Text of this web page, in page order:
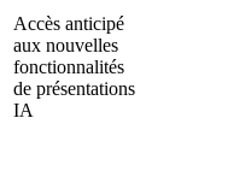
Accès anticipé
aux nouvelles
fonctionnalités
de présentations
IA